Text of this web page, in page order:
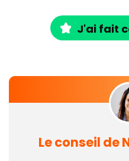
J'ai fait
Le conseil de